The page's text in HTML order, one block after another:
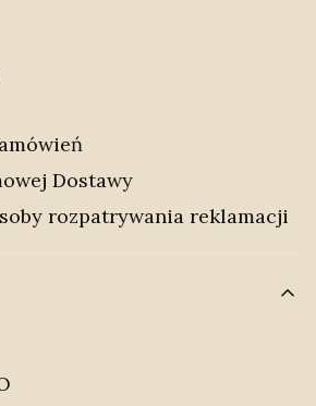
Dostawy
rozpatrywania reklamacji